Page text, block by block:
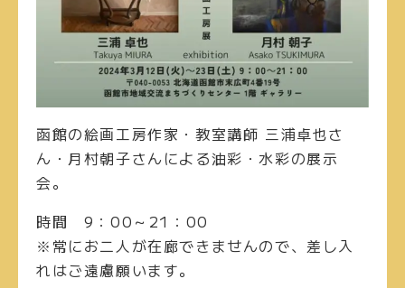
函館の絵画工房作家・教室講師 三浦卓也さ
ん・月村朝子さんによる油彩・水彩の展示
会。
時間 9：00～21：00
※常にお二人が在廊できませんので、差し入
れはご遠慮願います。